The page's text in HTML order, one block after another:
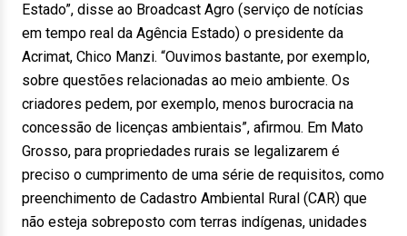
Estado”, disse ao Broadcast Agro (serviço de notícias
em tempo real da Agência Estado) o presidente da
Acrimat, Chico Manzi. “Ouvimos bastante, por exemplo,
sobre questões relacionadas ao meio ambiente. Os
criadores pedem, por exemplo, menos burocracia na
concessão de licenças ambientais”, afirmou. Em Mato
Grosso, para propriedades rurais se legalizarem é
preciso o cumprimento de uma série de requisitos, como
preenchimento de Cadastro Ambiental Rural (CAR) que
não esteja sobreposto com terras indígenas, unidades